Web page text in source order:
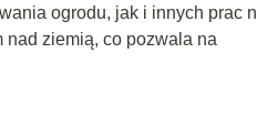
ogrodu, jak i innych prac
nad ziemią, co pozwala na